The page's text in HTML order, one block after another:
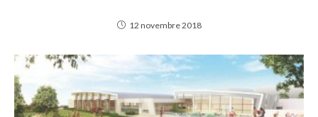
12 novembre 2018